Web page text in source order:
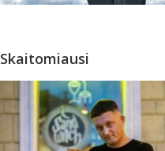
Skaitomiausi